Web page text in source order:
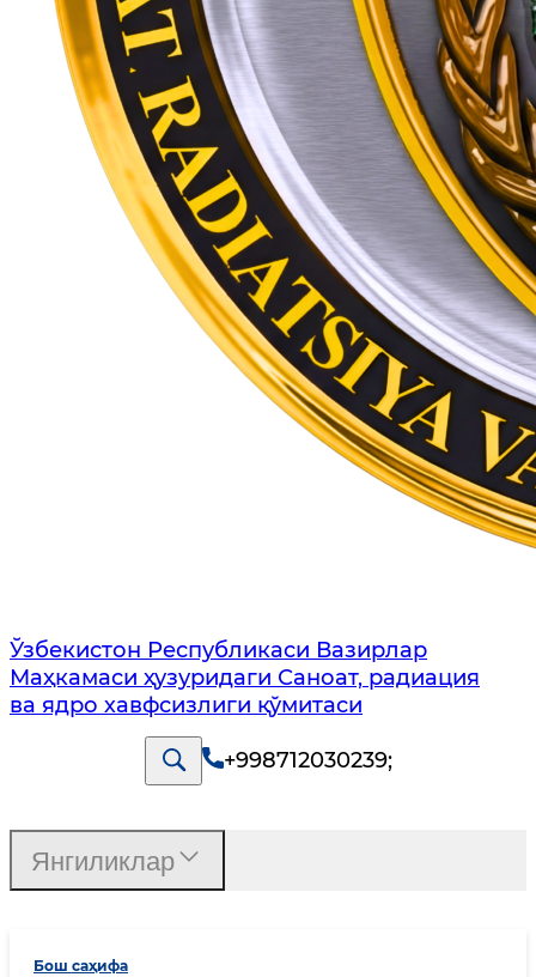
Ўзбекистон Республикаси Вазирлар
Маҳкамаси ҳузуридаги Саноат, радиация
ва ядро хавфсизлиги қўмитаси
+998712030239;
Бош саҳифа
Янгиликлар